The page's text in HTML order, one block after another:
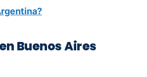
Buenos Aires